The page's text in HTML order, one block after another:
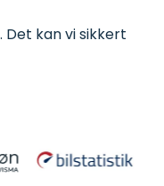
Det kan vi sikkert